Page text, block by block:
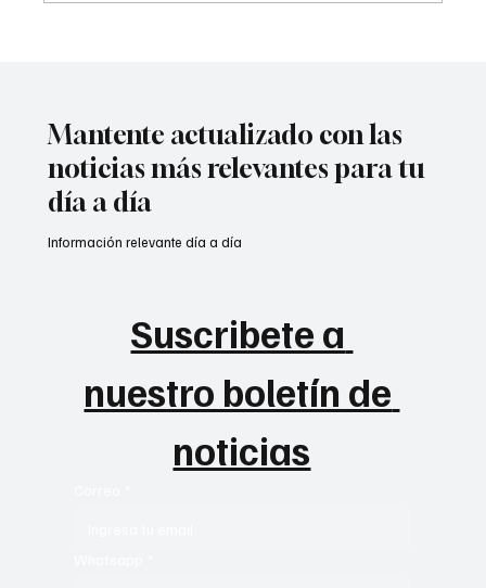
Mantente actualizado con las
noticias más relevantes para tu
día a día
Suscribete a
nuestro boletín de
noticias
Información relevante día a día